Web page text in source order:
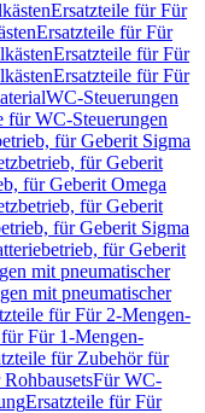
Ersatzteile für Für
Ersatzteile für Für
Ersatzteile für Für
Ersatzteile für Für
WC-Steuerungen
für WC-Steuerungen
für Geberit Sigma
für Geberit
für Geberit Omega
für Geberit
für Geberit Sigma
für Geberit
mit pneumatischer
mit pneumatischer
für Für 2-Mengen-
Für 1-Mengen-
für Zubehör für
Für WC-
Ersatzteile für Für